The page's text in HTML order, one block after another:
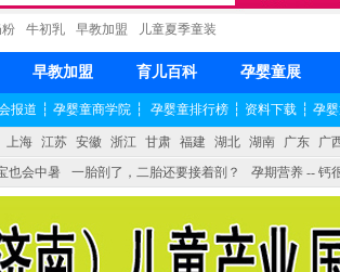
牛初乳 早教加盟 儿童夏季童装
早教加盟 育儿百科 孕婴童展
报道 ┆ 孕婴童商学院 ┆ 孕婴童排行榜 ┆ 资料下载 ┆ 孕
上海 江苏 安徽 浙江 甘肃 福建 湖北 湖南 广东 广
也会中暑 一胎剖了，二胎还要接着剖？ 孕期营养 -- 钙
了！